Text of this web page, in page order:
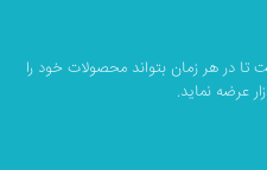
در هر زمان بتواند محصولات خود را
عرضه نماید.